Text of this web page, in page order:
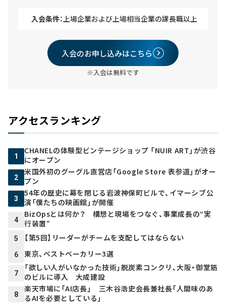
入会条件：上場企業および上場相当企業の課長職以上
入会のお申し込みはこちら
※入会は無料です
アクセスランキング
1
CHANELの体験型ビンテージショップ 「NUIR ART」が渋谷
にオープン
2
米国外初のグーグル直営店「Google Store 表参道」がオー
プン
3
54年の歴史に幕を閉じる岩波神保町ビルで、イマーシブ公
演「僕たちの映画館」が開催
4
BizOpsとは何か？ 構想と現場をつなぐ、事業成長の“実
行装置”
5 【第5回】リーダーがチームを支配してはならない
6 東京、ベストベーカリー3選
7
「欲しい人がいなかった技術」脱炭素コンクリ、大阪・御堂筋
のビルに導入 大成建設
8
楽天市場に「AI店長」 三木谷浩史会長兼社長「人間味のあ
るAIを必要としている」